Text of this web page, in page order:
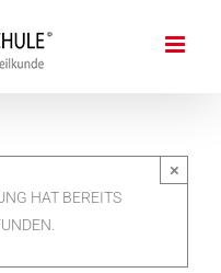
HAT BEREITS
×